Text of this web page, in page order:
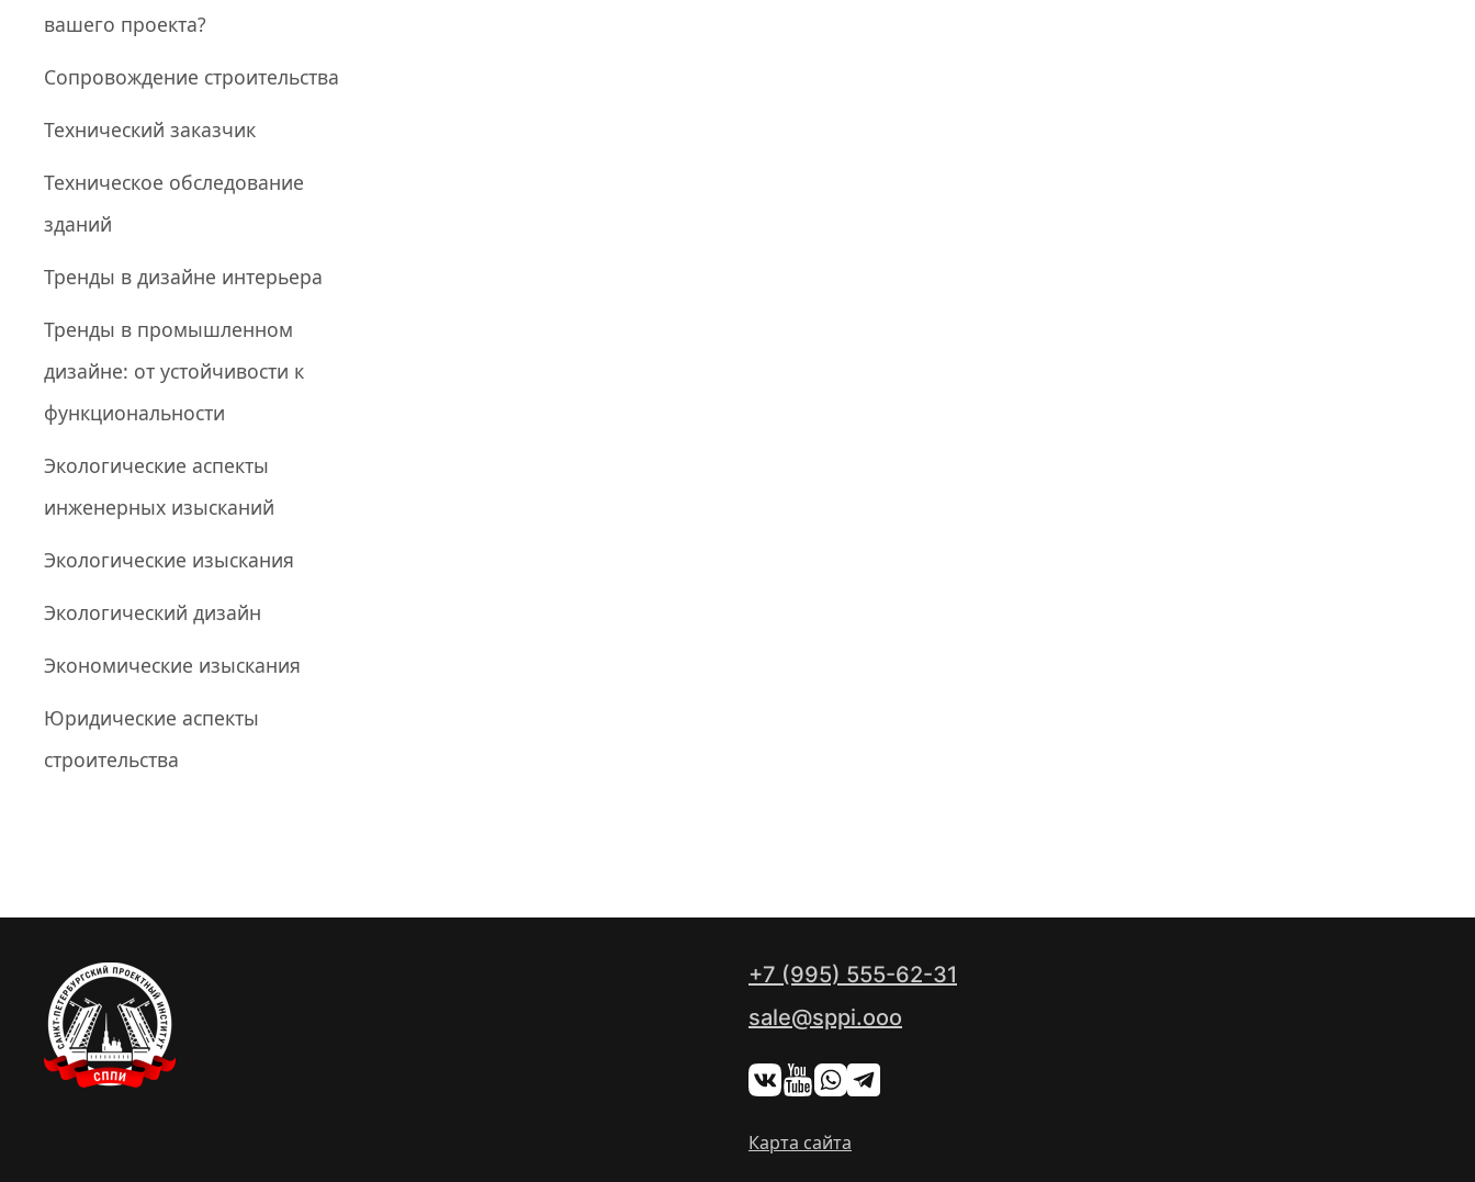
вашего проекта?
Сопровождение строительства
Технический заказчик
Техническое обследование
зданий
Тренды в дизайне интерьера
Тренды в промышленном
дизайне: от устойчивости к
функциональности
Экологические аспекты
инженерных изысканий
Экологические изыскания
Экологический дизайн
Экономические изыскания
Юридические аспекты
строительства
+7 (995) 555-62-31
sale@sppi.ooo
Карта сайта